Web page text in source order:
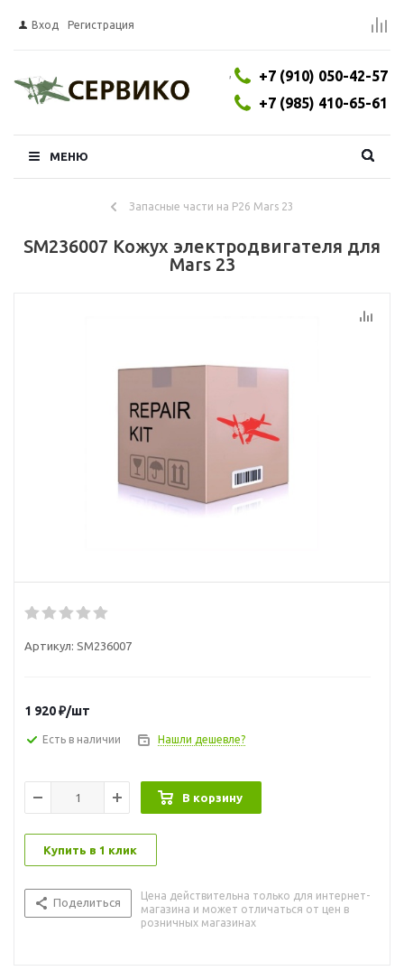
Вход Регистрация
+7 (910) 050-42-57
,
+7 (985) 410-65-61
МЕНЮ
Запасные части на P26 Mars 23
SM236007 Кожух электродвигателя для
Mars 23
Артикул: SM236007
1 920₽/шт
Есть в наличии Нашли дешевле?
В корзину
Купить в 1 клик
Поделиться
Цена действительна только для интернет-
магазина и может отличаться от цен в
розничных магазинах